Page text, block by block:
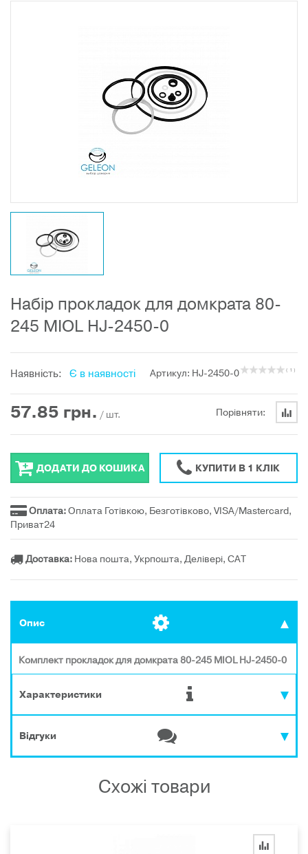
Набір прокладок для домкрата 80-
245 MIOL HJ-2450-0
Наявність: Є в наявності Артикул: HJ-2450-0 ( 1 )
57.85 грн. / шт. Порівняти:
ДОДАТИ ДО КОШИКА КУПИТИ В 1 КЛІК
Оплата:Оплата Готівкою, Безготівково, VISA/Mastercard,
Приват24
Доставка: Нова пошта, Укрпошта, Делівері, САТ
Опис
Комплект прокладок для домкрата 80-245 MIOL HJ-2450-0
Характеристики
Відгуки
Схожі товари